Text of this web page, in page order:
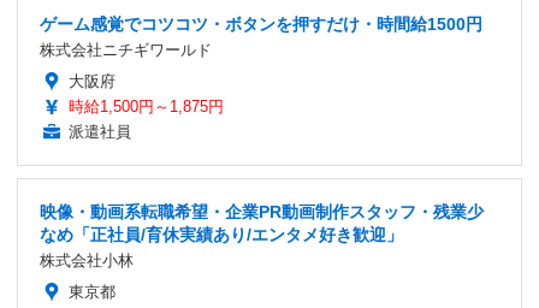
ゲーム感覚でコツコツ・ボタンを押すだけ・時間給1500円
株式会社ニチギワールド
大阪府
時給1,500円～1,875円
派遣社員
映像・動画系転職希望・企業PR動画制作スタッフ・残業少
なめ「正社員/育休実績あり/エンタメ好き歓迎」
株式会社小林
東京都